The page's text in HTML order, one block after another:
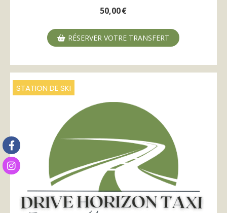
50,00€
RÉSERVER VOTRE TRANSFERT
STATION DE SKI